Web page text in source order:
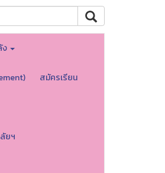
ง
สมัครเรียน
ยฯ